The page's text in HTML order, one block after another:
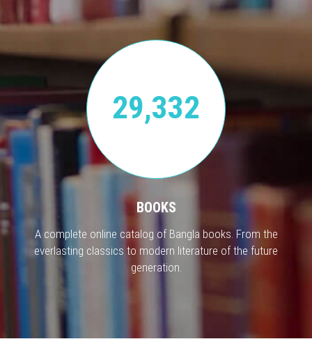
29,332
BOOKS
A complete online catalog of Bangla books. From the
everlasting classics to modern literature of the future
generation.